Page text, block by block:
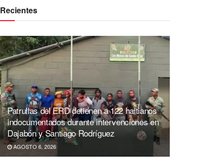
Recientes
Patrullas del ERD detienen a 122 haitianos
indocumentados durante intervenciones en
Dajabón y Santiago Rodríguez
AGOSTO 6, 2026